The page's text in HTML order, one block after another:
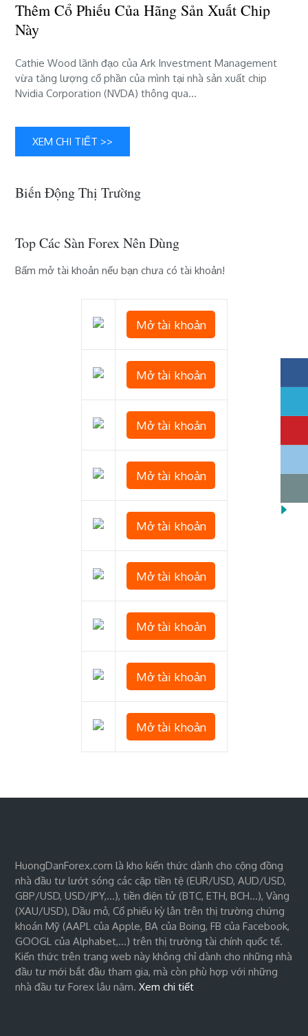
cổ
hãng
sản
xuất
Thêm Cổ Phiếu Của Hãng Sản Xuất Chip
Này
Cathie Wood lãnh đạo của Ark Investment Management
vừa tăng lượng cổ phần của mình tại nhà sản xuất chip
Nvidia Corporation (NVDA) thông qua…
XEM CHI TIẾT >>
Biến Động Thị Trường
Top Các Sàn Forex Nên Dùng
Bấm mở tài khoản nếu bạn chưa có tài khoản!
Mở tài khoản
Mở tài khoản
Mở tài khoản
Mở tài khoản
Mở tài khoản
Mở tài khoản
Mở tài khoản
Mở tài khoản
Mở tài khoản
HuongDanForex.com là kho kiến thức dành cho cộng đồng
nhà đầu tư lướt sóng các cặp tiền tệ (EUR/USD, AUD/USD,
GBP/USD, USD/JPY,…), tiền điện tử (BTC, ETH, BCH…), Vàng
(XAU/USD), Dầu mỏ, Cổ phiếu kỳ lân trên thị trường chứng
khoán Mỹ (AAPL của Apple, BA của Boing, FB của Facebook,
GOOGL của Alphabet,…) trên thị trường tài chính quốc tế.
Kiến thức trên trang web này không chỉ dành cho những nhà
đầu tư mới bắt đầu tham gia, mà còn phù hợp với những
nhà đầu tư Forex lâu năm.Xem chi tiết